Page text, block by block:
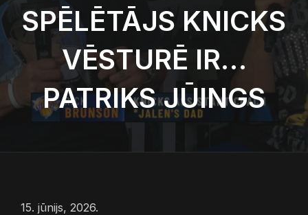
SPĒLĒTĀJS KNICKS
VĒSTURĒ IR…
PATRIKS JŪINGS
15. jūnijs, 2026.